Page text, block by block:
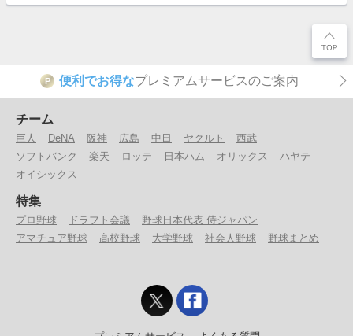
P 便利でお得なプレミアムサービスのご案内
チーム
巨人 DeNA 阪神 広島 中日 ヤクルト
西武
ソフトバンク
楽天 ロッテ 日本ハム オリックス
ハヤテ
オイシックス
特集
プロ野球 ドラフト会議
野球日本代表 侍ジャパン
アマチュア野球
高校野球 大学野球 社会人野球 野球まとめ